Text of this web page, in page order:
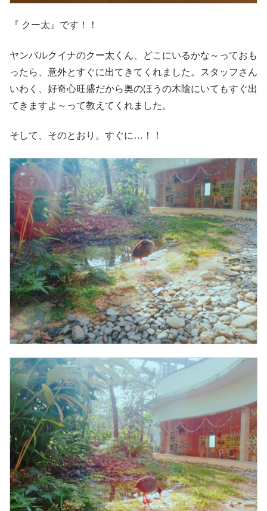
『 クー太』です！！
ヤンバルクイナのクー太くん、どこにいるかな～っておも
ったら、意外とすぐに出てきてくれました。スタッフさん
いわく、好奇心旺盛だから奥のほうの木陰にいてもすぐ出
てきますよ～って教えてくれました。
そして、そのとおり。すぐに…！！